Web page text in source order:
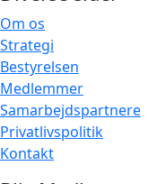
Om os
Strategi
Bestyrelsen
Medlemmer
Samarbejdspartnere
Privatlivspolitik
Kontakt